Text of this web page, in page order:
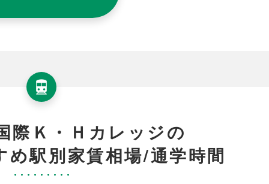
際Ｋ・Ｈカレッジの
め駅別家賃相場/通学時間